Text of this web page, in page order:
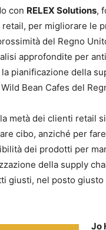
con RELEX Solutions,
per migliorare le
del Regno
approfondite per
pianificazione della
Bean Cafes del
metà dei clienti retail
cibo, anziché per
dei prodotti per
della supply
giusti, nel posto
Jo